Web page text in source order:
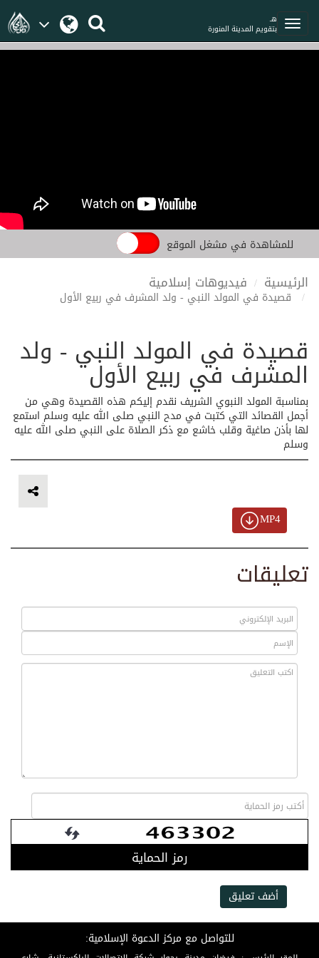
هـ
بتقويم المدينة المنورة
للمشاهدة في مشغل الموقع
الرئيسية فيديوهات إسلامية
قصيدة في المولد النبي - ولد المشرف في ربيع الأول
قصيدة في المولد النبي - ولد
المشرف في ربيع الأول
بمناسبة المولد النبوي الشريف نقدم إليكم هذه القصيدة وهي من
أجمل القصائد التي كتبت في مدح النبي صلى الله عليه وسلم استمع
لها بأذن صاغية وقلب خاشع مع ذكر الصلاة على النبي صلى الله عليه
وسلم
MP4
تعليقات
رمز الحماية
أضف تعليق
للتواصل مع مركز الدعوة الإسلامية: